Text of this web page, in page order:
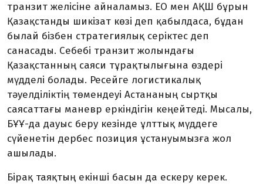
транзит желісіне айналамыз. ЕО мен АҚШ бұ­рын
Қазақстанды шикізат көзі деп қа­был­даса, бұдан
былай бізбен стратегия­лық серіктес деп
санасады. Себебі тран­зит жолындағы
Қазақстанның саяси тұрақтылығына өздері
мүдделі болады. Ресейге логистикалық
тәуелділіктің төмендеуі Астананың сыртқы
саясаттағы маневр еркіндігін кеңейтеді. Мысалы,
БҰҰ-да дауыс беру кезінде ұлттық мүддеге
сүйенетін дербес позиция ұс­тануымызға жол
ашылады.
Бірақ таяқтың екінші басын да ескеру керек.